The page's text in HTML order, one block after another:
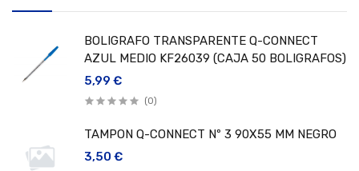
BOLIGRAFO TRANSPARENTE Q-CONNECT
AZUL MEDIO KF26039 (CAJA 50 BOLIGRAFOS)
5,99 €
(0)
TAMPON Q-CONNECT Nº 3 90X55 MM NEGRO
3,50 €